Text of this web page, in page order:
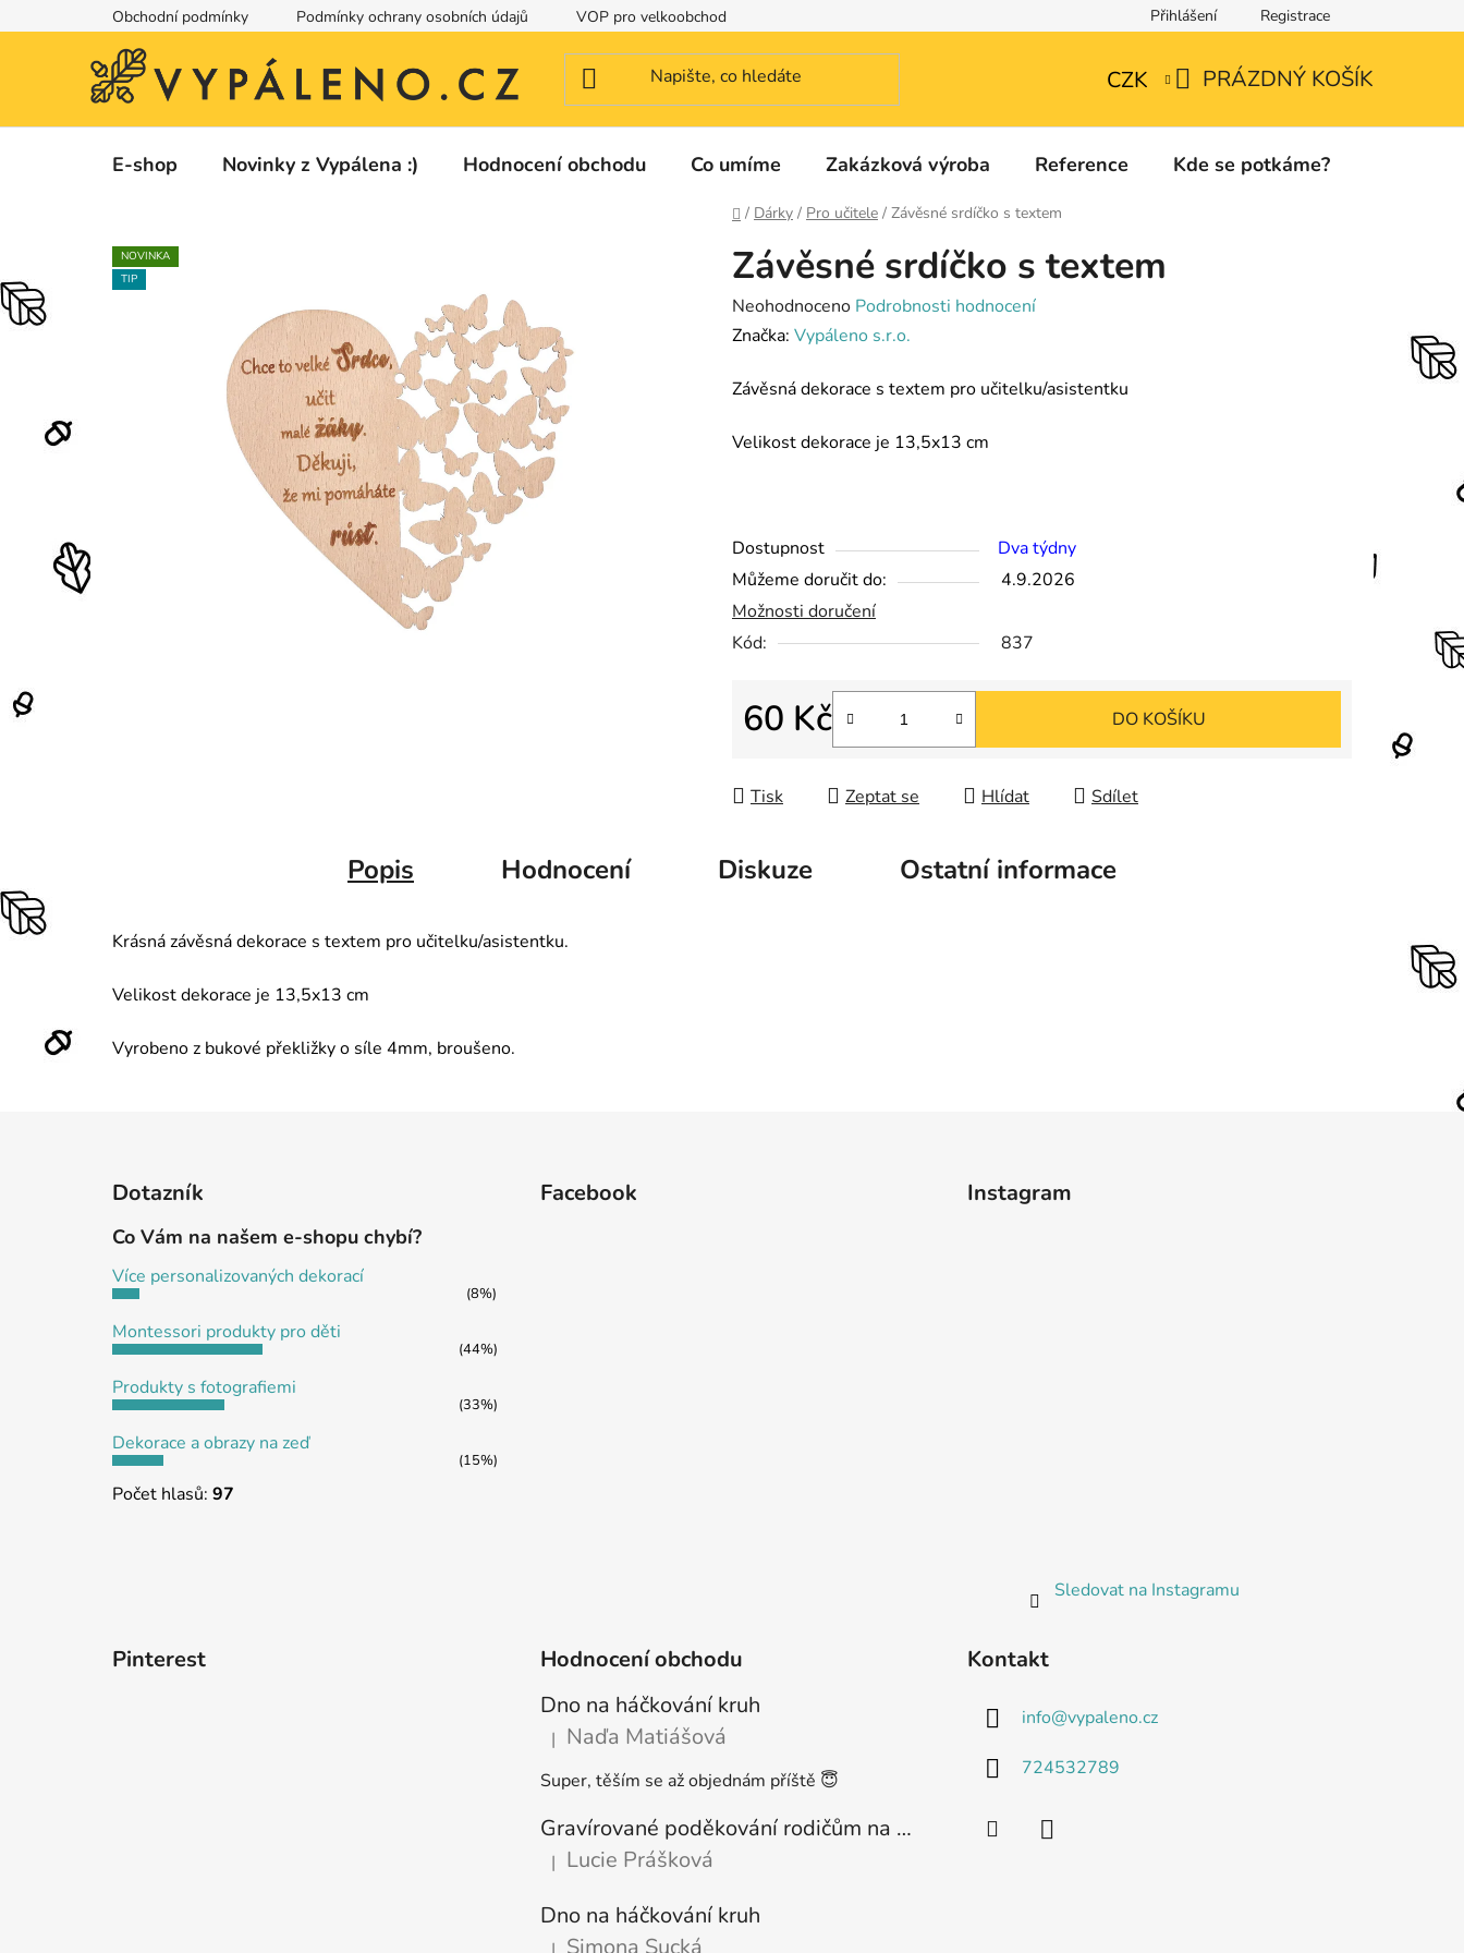
na
Obchodní podmínky Podmínky ochrany osobních údajů VOP pro velkoobchod Technické listy a informace o použitých materiálech
CZK
Přihlášení Registrace
KOŠÍK
PRÁZDNÝ KOŠÍK
E-shop Novinky z Vypálena :) Hodnocení obchodu Co umíme Zakázková výroba Reference Kde se potkáme?
Domů
/ Dárky / Pro učitele / Závěsné srdíčko s textem
Závěsné srdíčko s textem
Průměrné
hodnocení
je
z
Neohodnoceno Podrobnosti hodnocení
Značka: Vypáleno s.r.o.
Závěsná dekorace s textem pro učitelku/asistentku
Velikost dekorace je 13,5x13 cm
Dostupnost
Dva týdny
Můžeme doručit do:
4.9.2026
Možnosti doručení
Kód:
837
60 Kč
Měrná cena:
DO KOŠÍKU
Tisk Zeptat se Hlídat Sdílet
NOVINKA
TIP
Popis Hodnocení Diskuze Ostatní informace
Krásná závěsná dekorace s textem pro učitelku/asistentku.
Velikost dekorace je 13,5x13 cm
Vyrobeno z bukové překližky o síle 4mm, broušeno.
Dotazník
Co Vám na našem e-shopu chybí?
Více personalizovaných dekorací
(8%)
Montessori produkty pro děti
(44%)
Produkty s fotografiemi
(33%)
Dekorace a obrazy na zeď
(15%)
Počet hlasů: 97
Facebook Instagram
Sledovat na Instagramu
Pinterest
Hodnocení obchodu
Dno na háčkování kruh
Hodnocení produktu je 5 z 5 hvězdiček.
| Naďa Matiášová
Super, těším se až objednám příště 😇
Gravírované poděkování rodičům na podstavci
Hodnocení produktu je 5 z 5 hvězdiček.
| Lucie Prášková
Dno na háčkování kruh
Simona Sucká
Kontakt
info@vypaleno.cz
724532789